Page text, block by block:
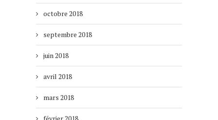
octobre 2018
septembre 2018
juin 2018
avril 2018
mars 2018